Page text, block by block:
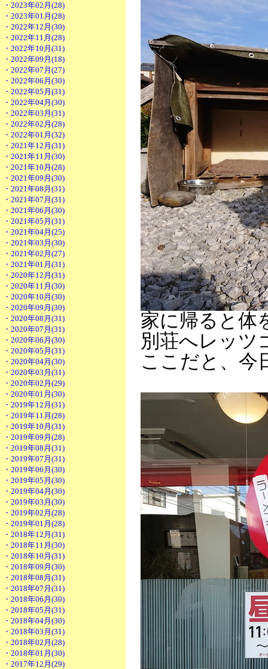
・2023年02月(28)
・2023年01月(28)
・2022年12月(30)
・2022年11月(28)
・2022年10月(31)
・2022年09月(18)
・2022年07月(27)
・2022年06月(30)
・2022年05月(31)
・2022年04月(30)
・2022年03月(31)
・2022年02月(28)
・2022年01月(32)
・2021年12月(31)
・2021年11月(30)
・2021年10月(28)
・2021年09月(30)
・2021年08月(31)
・2021年07月(31)
・2021年06月(30)
・2021年05月(31)
・2021年04月(25)
・2021年03月(30)
・2021年02月(27)
・2021年01月(31)
・2020年12月(31)
・2020年11月(30)
・2020年10月(30)
・2020年09月(30)
・2020年08月(31)
・2020年07月(31)
・2020年06月(30)
・2020年05月(31)
・2020年04月(30)
・2020年03月(31)
・2020年02月(29)
・2020年01月(30)
・2019年12月(31)
・2019年11月(28)
・2019年10月(31)
・2019年09月(28)
・2019年08月(31)
・2019年07月(31)
・2019年06月(30)
・2019年05月(30)
・2019年04月(30)
・2019年03月(30)
・2019年02月(28)
・2019年01月(28)
・2018年12月(31)
・2018年11月(30)
・2018年10月(31)
・2018年09月(30)
・2018年08月(31)
・2018年07月(31)
・2018年06月(30)
・2018年05月(31)
・2018年04月(30)
・2018年03月(31)
・2018年02月(28)
・2018年01月(30)
・2017年12月(29)
家に帰ると体
別荘へレッツ
ここだと、今